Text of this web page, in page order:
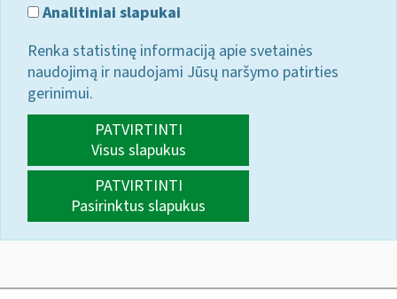
Analitiniai slapukai
Renka statistinę informaciją apie svetainės
naudojimą ir naudojami Jūsų naršymo patirties
gerinimui.
PATVIRTINTI
Visus slapukus
PATVIRTINTI
Pasirinktus slapukus